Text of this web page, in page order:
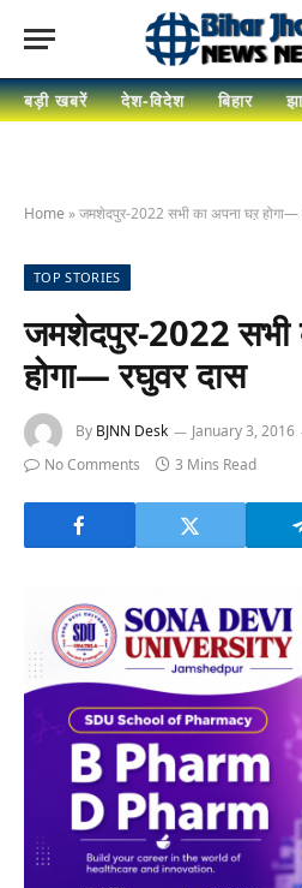
बड़ी खबरें देश-विदेश बिहार
Home »जमशेदपुर-2022 सभी का अपना घऱ होगा—
TOP STORIES
जमशेदपुर-2022 सभी
होगा— रघुवर दास
By BJNN Desk January 3, 2016
No Comments
3 Mins Read